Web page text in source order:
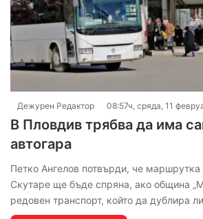
Дежурен Редактор 08:57ч, сряда, 11
В Пловдив трябва да има
автогара
Петко Ангелов потвърди, че
Скутаре ще бъде спряна, ако община
редовен транспорт, който да дублира